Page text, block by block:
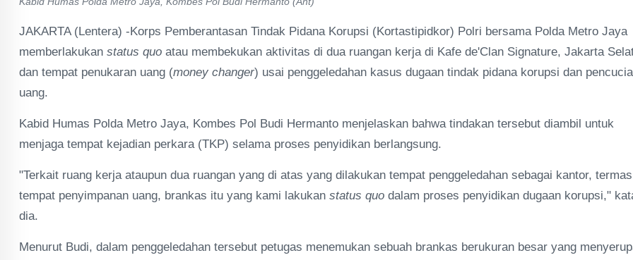
JAKARTA (Lentera) -​Korps Pemberantasan Tindak Pidana Korupsi (Kortastipidkor) Polri bersama Polda Metro Jaya
memberlakukan status quo atau membekukan aktivitas di dua ruangan kerja di Kafe de'Clan Signature, Jakarta
dan tempat penukaran uang (money changer) usai penggeledahan kasus dugaan tindak pidana korupsi dan
uang.
​Kabid Humas Polda Metro Jaya, Kombes Pol Budi Hermanto menjelaskan bahwa tindakan tersebut diambil untuk
menjaga tempat kejadian perkara (TKP) selama proses penyidikan berlangsung.
​"Terkait ruang kerja ataupun dua ruangan yang di atas yang dilakukan tempat penggeledahan sebagai kantor,
tempat penyimpanan uang, brankas itu yang kami lakukan status quo dalam proses penyidikan dugaan korupsi,"
dia.
​Menurut Budi, dalam penggeledahan tersebut petugas menemukan sebuah brankas berukuran besar yang